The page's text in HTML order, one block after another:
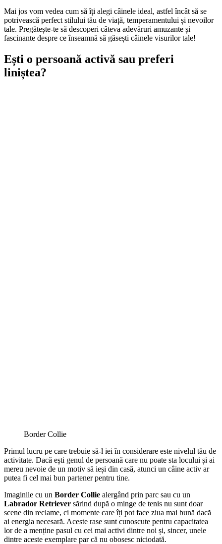
Mai jos vom vedea cum să îți alegi câinele ideal, astfel încât să se
potrivească perfect stilului tău de viață, temperamentului și nevoilor
tale. Pregătește-te să descoperi câteva adevăruri amuzante și
fascinante despre ce înseamnă să găsești câinele visurilor tale!
Ești o persoană activă sau preferi
liniștea?
Border Collie
Primul lucru pe care trebuie să-l iei în considerare este nivelul tău de
activitate. Dacă ești genul de persoană care nu poate sta locului și ai
mereu nevoie de un motiv să ieși din casă, atunci un câine activ ar
putea fi cel mai bun partener pentru tine.
Imaginile cu un Border Collie alergând prin parc sau cu un
Labrador Retriever sărind după o minge de tenis nu sunt doar
scene din reclame, ci momente care îți pot face ziua mai bună dacă
ai energia necesară. Aceste rase sunt cunoscute pentru capacitatea
lor de a menține pasul cu cei mai activi dintre noi și, sincer, unele
dintre aceste exemplare par că nu obosesc niciodată.